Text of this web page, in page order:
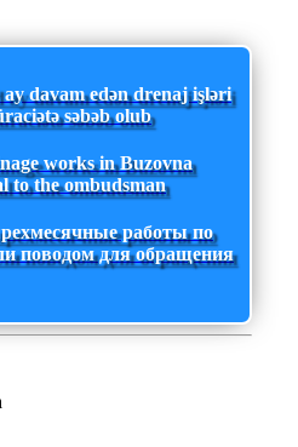
davam edən drenaj işləri
səbəb olub
works in Buzovna
to the ombudsman
работы по
поводом для обращения